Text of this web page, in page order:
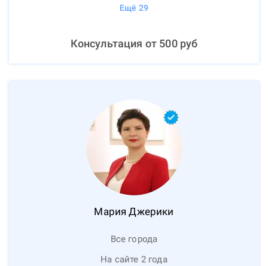
Ещё 29
Консультация от 500руб
Мария Джерики
Все города
На сайте 2 года